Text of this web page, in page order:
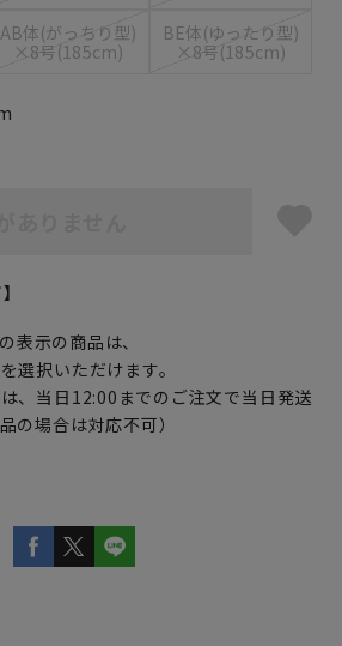
AB体(がっちり型)
×8号(185cm)
BE体(ゆったり型)
×8号(185cm)
の表示の商品は、
選択いただけます。
、当日12:00までのご注文で当日発送
の場合は対応不可）